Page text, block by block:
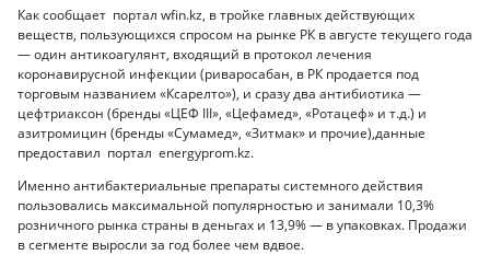
Как сообщает портал wfin.kz, в тройке главных действующих
веществ, пользующихся спросом на рынке РК в августе текущего года
— один антикоагулянт, входящий в протокол лечения
коронавирусной инфекции (риваросабан, в РК продается под
торговым названием «Ксарелто»), и сразу два антибиотика —
цефтриаксон (бренды «ЦЕФ III», «Цефамед», «Ротацеф» и т.д.) и
азитромицин (бренды «Сумамед», «Зитмак» и прочие),данные
предоставил портал energyprom.kz.
Именно антибактериальные препараты системного действия
пользовались максимальной популярностью и занимали 10,3%
розничного рынка страны в деньгах и 13,9% — в упаковках. Продажи
в сегменте выросли за год более чем вдвое.